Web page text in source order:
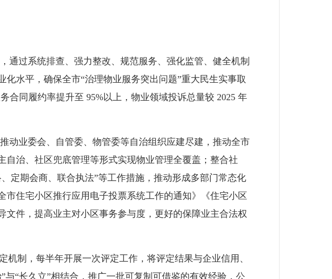
过系统排查、强力整改、规范服务、强化监管、健全机制
水平，确保全市“治理物业服务突出问题”重大民生实事取
合同履约率提升至 95%以上，物业领域投诉总量较 2025 年
业委会、自管委、物管委等自治组织应建尽建，推动全市
自治、社区兜底管理等形式实现物业管理全覆盖；整合社
定期会商、联合执法”等工作措施，推动形成多部门常态化
住宅小区推行应用电子投票系统工作的通知》《住宅小区
件，提高业主对小区事务参与度，更好的保障业主合法权
制，每半年开展一次评定工作，将评定结果与企业信用、
“长久立”相结合，推广一批可复制可借鉴的有效经验，公